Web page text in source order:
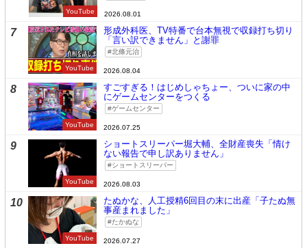
YouTube 2026.08.01
7
YouTube
形成外科医、TV特番で台本無視で収録打ち切り
「言い訳できません」と謝罪
北條元治
2026.08.04
8
YouTube
すごすぎる！はじめしゃちょー、ついに家の中
にゲームセンターをつくる
ゲームセンター
2026.07.25
9
YouTube
ショートスリーパー堀大輔、全財産喪失「情け
ない報告で申し訳ありません」
ショートスリーパー
2026.08.03
10
YouTube
たぬかな、人工授精6回目の末に出産「子たぬ無
事産まれました」
たかぬな
2026.07.27